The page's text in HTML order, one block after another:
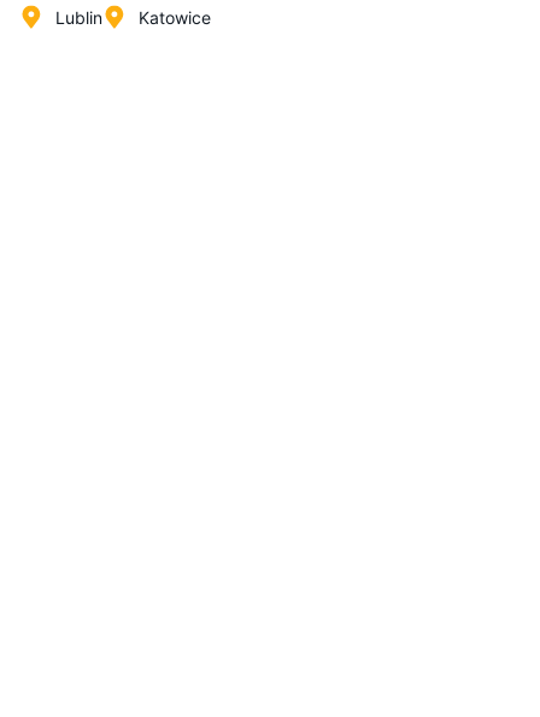
Lublin Katowice